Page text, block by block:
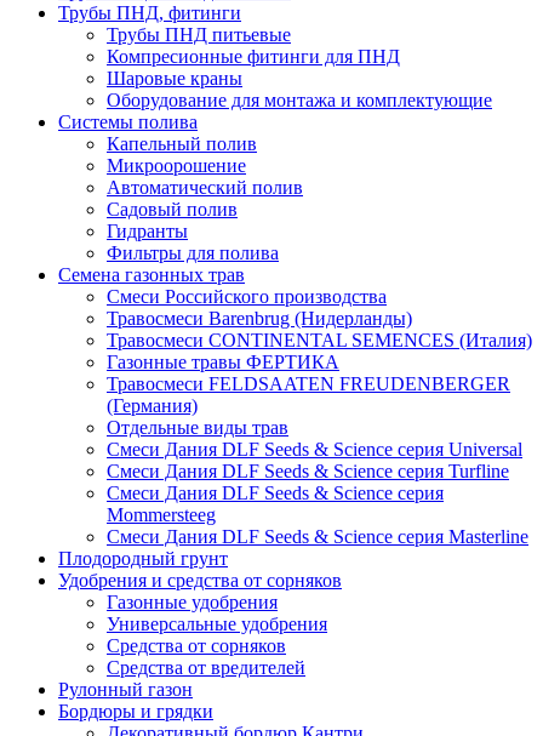
Трубы ПНД, фитинги
Трубы ПНД питьевые
Компресионные фитинги для ПНД
Шаровые краны
Оборудование для монтажа и комплектующие
Системы полива
Капельный полив
Микроорошение
Автоматический полив
Садовый полив
Гидранты
Фильтры для полива
Семена газонных трав
Смеси Российского производства
Травосмеси Barenbrug (Нидерланды)
Травосмеси CONTINENTAL SEMENCES (Италия)
Газонные травы ФЕРТИКА
Травосмеси FELDSAATEN FREUDENBERGER
(Германия)
Отдельные виды трав
Смеси Дания DLF Seeds & Sciеnce серия Universal
Смеси Дания DLF Seeds & Sciеnce серия Turfline
Смеси Дания DLF Seeds & Sciеnce серия
Mommersteeg
Смеси Дания DLF Seeds & Sciеnce серия Masterline
Плодородный грунт
Удобрения и средства от сорняков
Газонные удобрения
Универсальные удобрения
Средства от сорняков
Средства от вредителей
Рулонный газон
Бордюры и грядки